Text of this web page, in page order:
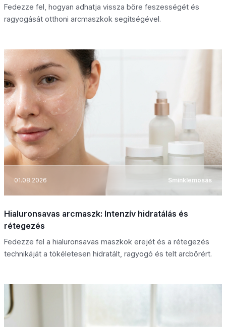
Fedezze fel, hogyan adhatja vissza bőre feszességét és
ragyogását otthoni arcmaszkok segítségével.
01.08.2026 Sminklemosás
Hialuronsavas arcmaszk: Intenzív hidratálás és
rétegezés
Fedezze fel a hialuronsavas maszkok erejét és a rétegezés
technikáját a tökéletesen hidratált, ragyogó és telt arcbőrért.